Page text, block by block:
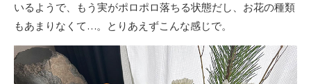
いるようで、もう実がポロポロ落ちる状態だし、お花の種類
もあまりなくて…。とりあえずこんな感じで。